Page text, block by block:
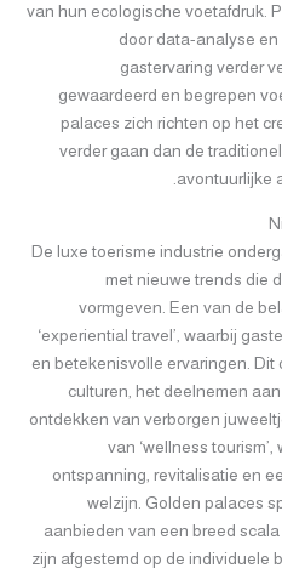
van hun ecologische voetafdruk.
door data-analyse
gastervaring verder
gewaardeerd en begrepen
palaces zich richten op het
verder gaan dan de
avontuurlijke
De luxe toerisme industrie
met nieuwe trends die
vormgeven. Een van de
‘experiential travel’, waarbij
en betekenisvolle ervaringen.
culturen, het deelnemen
ontdekken van verborgen
van ‘wellness
ontspanning, revitalisatie en
welzijn. Golden palaces
aanbieden van een breed
zijn afgestemd op de individuele